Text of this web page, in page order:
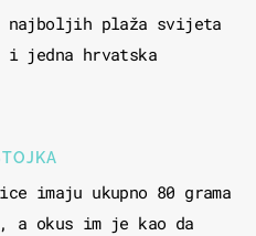
najboljih plaža svijeta
i jedna hrvatska
imaju ukupno 80 grama
a okus im je kao da